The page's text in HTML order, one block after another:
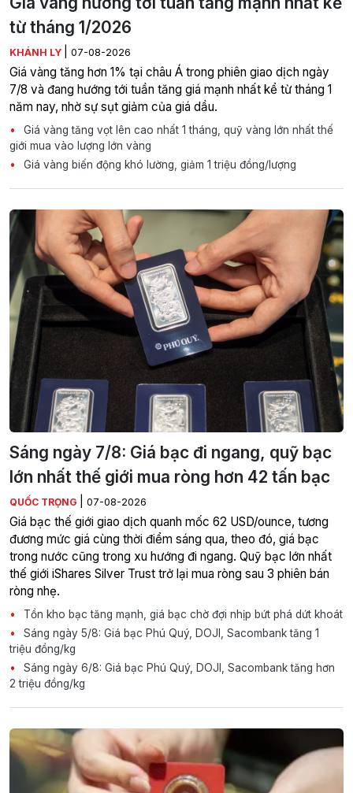
từ tháng 1/2026
KHÁNH LY 07-08-2026
Giá vàng tăng hơn 1% tại châu Á trong phiên giao dịch ngày
7/8 và đang hướng tới tuần tăng giá mạnh nhất kể từ tháng 1
năm nay, nhờ sự sụt giảm của giá dầu.
Giá vàng tăng vọt lên cao nhất 1 tháng, quỹ vàng lớn nhất thế
giới mua vào lượng lớn vàng
Giá vàng biến động khó lường, giảm 1 triệu đồng/lượng
Sáng ngày 7/8: Giá bạc đi ngang, quỹ bạc
lớn nhất thế giới mua ròng hơn 42 tấn bạc
QUỐC TRỌNG 07-08-2026
Giá bạc thế giới giao dịch quanh mốc 62 USD/ounce, tương
đương mức giá cùng thời điểm sáng qua, theo đó, giá bạc
trong nước cũng trong xu hướng đi ngang. Quỹ bạc lớn nhất
thế giới iShares Silver Trust trở lại mua ròng sau 3 phiên bán
ròng nhẹ.
Tồn kho bạc tăng mạnh, giá bạc chờ đợi nhịp bứt phá dứt khoát
Sáng ngày 5/8: Giá bạc Phú Quý, DOJI, Sacombank tăng 1
triệu đồng/kg
Sáng ngày 6/8: Giá bạc Phú Quý, DOJI, Sacombank tăng hơn
2 triệu đồng/kg